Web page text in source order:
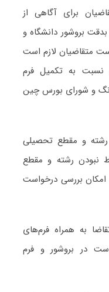
برای آگاهی از
بروشور دانشگاه و
متقاضیان لازم است
نسبت به تکمیل فرم
و شورای بورس چین
رشته و مقطع تحصیلی
نبودن رشته و مقطع
امکان بررسی درخواست
به همراه فرم‌های
در بروشور و فرم